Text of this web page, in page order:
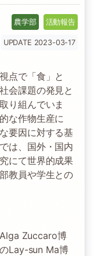
農学部 活動報告
UPDATE 2023-03-17
点で「食」と
会課題の発見と
り組んでいま
な作物生産に
要因に対する基
は、国外・国内
にて世界的成果
教員や学生との
Zuccaro博
Lay-sun Ma博